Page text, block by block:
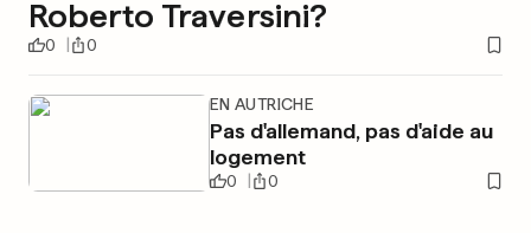
Roberto Traversini?
0 0
EN AUTRICHE
Pas d'allemand, pas d'aide au
logement
0 0